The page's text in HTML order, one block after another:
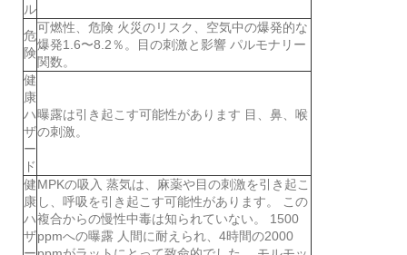
ル
危
険
可燃性、危険 火災のリスク、空気中の爆発的な
爆発1.6〜8.2％。目の刺激と影響 パルモナリー
関数。
健
康
ハ
ザ
ー
ド
曝露は引き起こす可能性があります 目、鼻、喉
の刺激。
健
康
ハ
ザ
MPKの吸入 蒸気は、麻薬や目の刺激を引き起こ
し、呼吸を引き起こす可能性があります。 この
複合からの慢性中毒は知られていない。 1500
ppmへの曝露 人間に耐えられ、4時間の2000